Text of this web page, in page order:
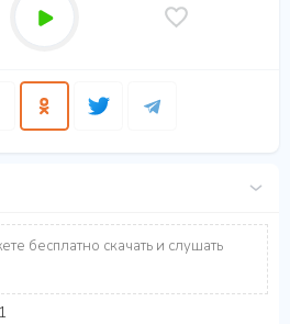
бесплатно скачать и слушать